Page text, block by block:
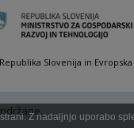
Slovenija in
Z nadaljnjo uporabo